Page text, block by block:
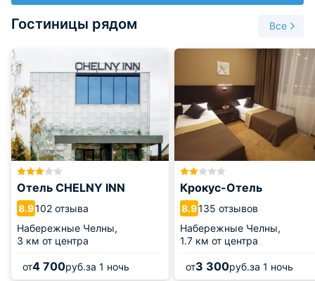
Гостиницы рядом Все
Отель CHELNY INN
8.9102 отзыва
Набережные Челны,
3 км от центра
от4 700руб.за 1 ночь
Крокус-Отель
8.9135 отзывов
Набережные Челны,
1.7 км от центра
от3 300руб.за 1 ночь